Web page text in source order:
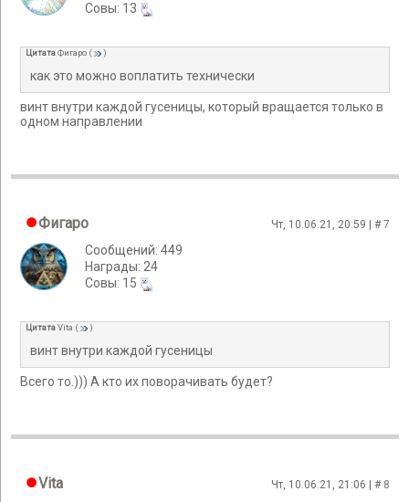
Cовы: 13
ЦитатаФигаро ( )
как это можно воплатить технически
винт внутри каждой гусеницы, который вращается только в
одном направлении
Фигаро Чт, 10.06.21, 20:59 | #7
Сообщений: 449
Награды: 24
Cовы: 15
ЦитатаVita ( )
винт внутри каждой гусеницы
Всего то.))) А кто их поворачивать будет?
Vita Чт, 10.06.21, 21:06 | # 8